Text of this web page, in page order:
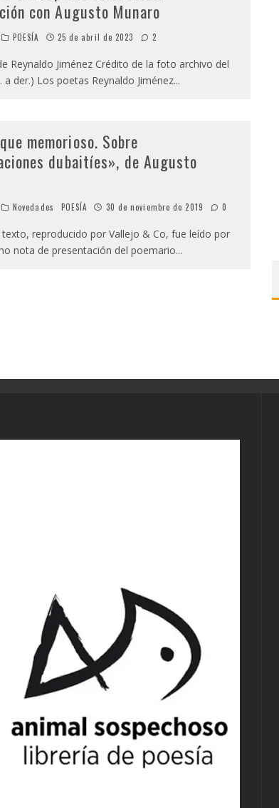
con Augusto Munaro
POESÍA 25 de abril de 2023 2
Reynaldo Jiménez Crédito de la foto archivo del
a der.) Los poetas Reynaldo Jiménez...
memorioso. Sobre
dubaitíes», de Augusto
Novedades POESÍA 30 de noviembre de 2019 0
texto, reproducido por Vallejo & Co, fue leído por
nota de presentación del poemario...